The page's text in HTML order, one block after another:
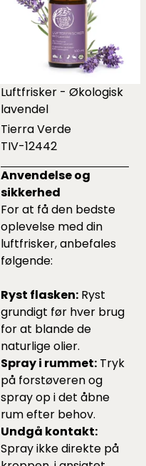
Luftfrisker - Økologisk
lavendel
Tierra Verde
TIV-12442
Anvendelse og
sikkerhed
For at få den bedste
oplevelse med din
luftfrisker, anbefales
følgende:
Ryst flasken: Ryst
grundigt før hver brug
for at blande de
naturlige olier.
Spray i rummet: Tryk
på forstøveren og
spray op i det åbne
rum efter behov.
Undgå kontakt:
Spray ikke direkte på